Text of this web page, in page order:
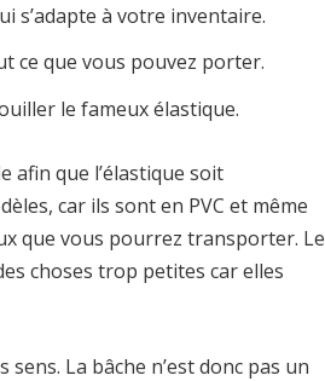
s’adapte à votre inventaire.
ce que vous pouvez porter.
le fameux élastique.
afin que l’élastique soit
car ils sont en PVC et même
que vous pourrez transporter. Le
choses trop petites car elles
La bâche n’est donc pas un